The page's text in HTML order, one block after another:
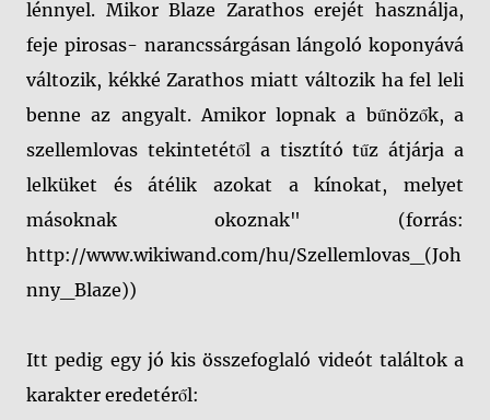
lénnyel. Mikor Blaze Zarathos erejét használja,
feje pirosas- narancssárgásan lángoló koponyává
változik, kékké Zarathos miatt változik ha fel leli
benne az angyalt. Amikor lopnak a bűnözők, a
szellemlovas tekintetétől a tisztító tűz átjárja a
lelküket és átélik azokat a kínokat, melyet
másoknak okoznak" (forrás:
http://www.wikiwand.com/hu/Szellemlovas_(Joh
nny_Blaze))
Itt pedig egy jó kis összefoglaló videót találtok a
karakter eredetéről: